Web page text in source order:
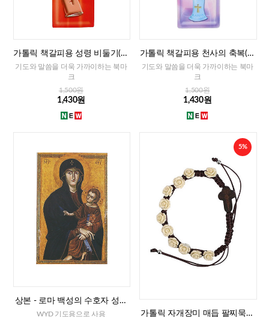
가톨릭 책갈피용 성령 비둘기(이
태리)
기도와 말씀을 더욱 가까이하는 북마
크
1,500원
1,430원
가톨릭 책갈피용 천사의 축복(이
태리)
기도와 말씀을 더욱 가까이하는 북마
크
1,500원
1,430원
상본 - 로마 백성의 수호자 성모
님, 2매
WYD 기도용으로 사용
5%
가톨릭 자개장미 매듭 팔찌묵주